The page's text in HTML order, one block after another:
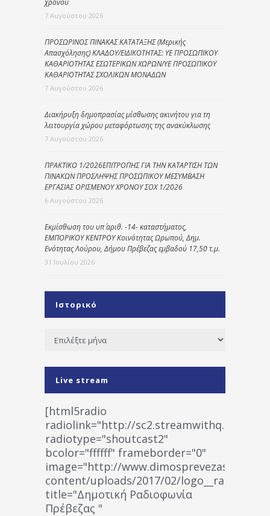
7 Αυγούστου 2026
ΠΡΟΣΩΡΙΝΟΣ ΠΙΝΑΚΑΣ ΚΑΤΑΤΑΞΗΣ (Μερικής
Απασχόλησης) ΚΛΑΔΟΥ/ΕΙΔΙΚΟΤΗΤΑΣ: ΥΕ ΠΡΟΣΩΠΙΚΟΥ
ΚΑΘΑΡΙΟΤΗΤΑΣ ΕΣΩΤΕΡΙΚΩΝ ΧΩΡΩΝ/ΥΕ ΠΡΟΣΩΠΙΚΟΥ
ΚΑΘΑΡΙΟΤΗΤΑΣ ΣΧΟΛΙΚΩΝ ΜΟΝΑΔΩΝ
7 Αυγούστου 2026
Διακήρυξη δημοπρασίας μίσθωσης ακινήτου για τη
λειτουργία χώρου μεταφόρτωσης της ανακύκλωσης
7 Αυγούστου 2026
ΠΡΑΚΤΙΚΟ 1/2026ΕΠΙΤΡΟΠΗΣ ΓΙΑ ΤΗΝ ΚΑΤΑΡΤΙΣΗ ΤΩΝ
ΠΙΝΑΚΩΝ ΠΡΟΣΛΗΨΗΣ ΠΡΟΣΩΠΙΚΟΥ ΜΕΣΥΜΒΑΣΗ
ΕΡΓΑΣΙΑΣ ΟΡΙΣΜΕΝΟΥ ΧΡΟΝΟΥ ΣΟΧ 1/2026
6 Αυγούστου 2026
Εκμίσθωση του υπ΄ αριθ. -14- καταστήματος,
ΕΜΠΟΡΙΚΟΥ ΚΕΝΤΡΟΥ Κοινότητας Ωρωπού, Δημ.
Ενότητας Λούρου, Δήμου Πρέβεζας εμβαδού 17,50 τ.μ.
31 Ιουλίου 2026
Ιστορικό
Ιστορικό
Live stream
[html5radio
radiolink="http://
radiotype="shoutcast2"
bcolor="ffffff" frameborder="0"
image="http://www.dimosprevezas.gr/wp-
content/uploads/2017/02/
title="Δημοτική Ραδιοφωνία
Πρέβεζας "